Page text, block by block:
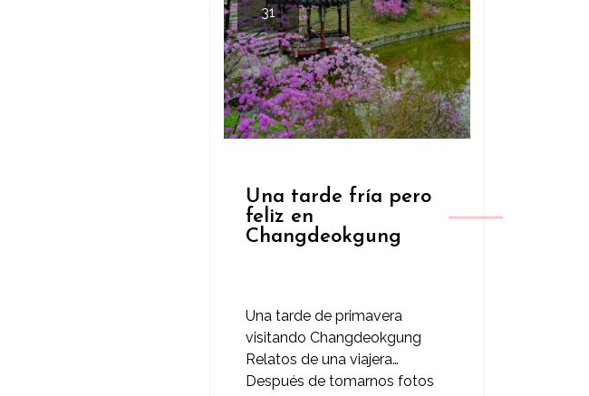
31
Una tarde fría pero
feliz en
Changdeokgung
Una tarde de primavera
visitando Changdeokgung
Relatos de una viajera…
Después de tomarnos fotos